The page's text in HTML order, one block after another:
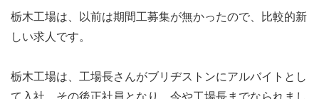
栃木工場は、以前は期間工募集が無かったので、比較的新
しい求人です。
栃木工場は、工場長さんがブリヂストンにアルバイトとし
て入社、その後正社員となり、今や工場長までなられまし